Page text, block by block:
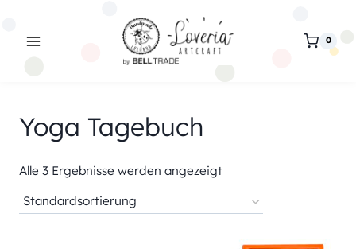
0
Yoga Tagebuch
Alle 3 Ergebnisse werden angezeigt